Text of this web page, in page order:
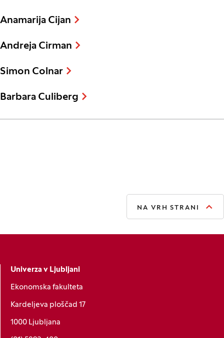
Anamarija Cijan
Andreja Cirman
Simon Colnar
Barbara Culiberg
NA VRH STRANI
Univerza v Ljubljani
Ekonomska fakulteta
Kardeljeva ploščad 17
1000 Ljubljana